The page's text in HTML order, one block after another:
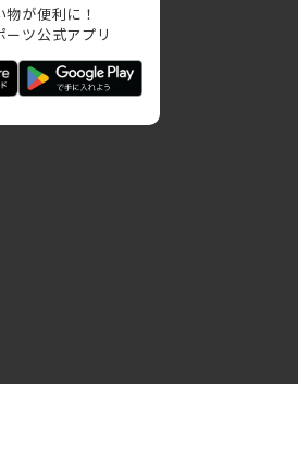
物が便利に！
ーツ公式アプリ